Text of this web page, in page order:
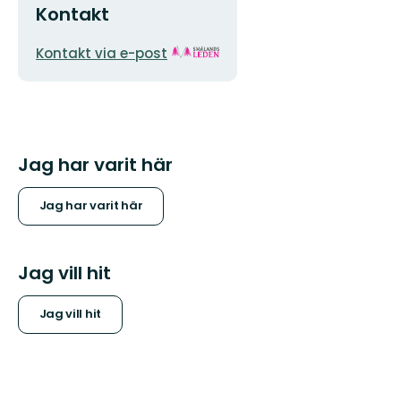
Kontakt
E-
Kontakt via e-post Organisationens
Jag har varit här
Jag har varit här
Jag vill hit
Jag vill hit